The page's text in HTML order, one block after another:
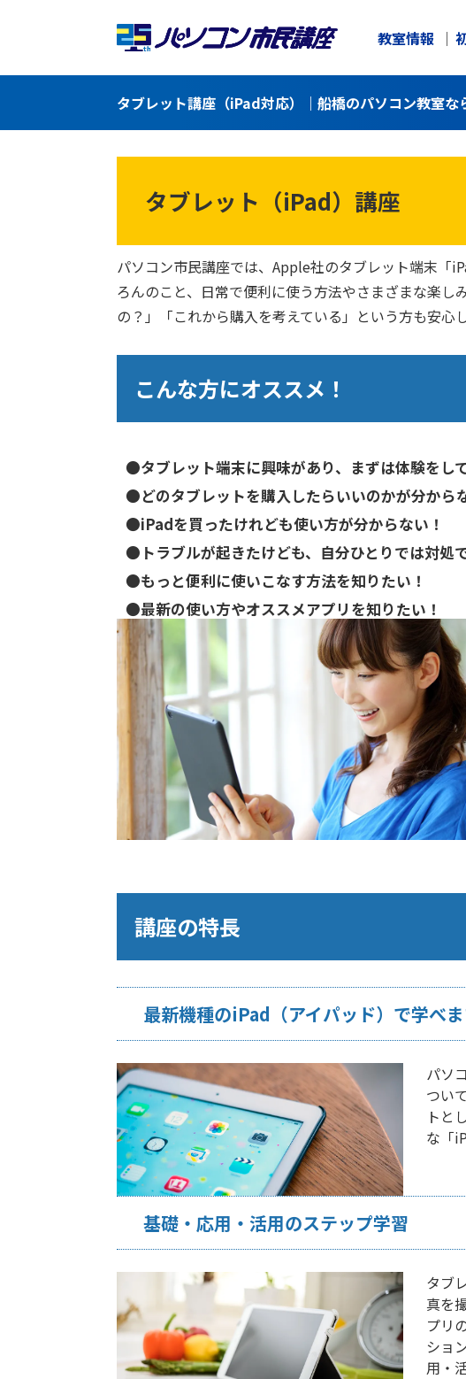
教室情報
タブレット講座（iPad対応）｜船橋のパソコン教室な
タブレット（iPad）講座
パソコン市民講座では、Apple社のタブレット端末「
ろんのこと、日常で便利に使う方法やさまざまな楽
の？」「これから購入を考えている」という方も安心
こんな方にオススメ！
●タブレット端末に興味があり、まずは体験をし
●どのタブレットを購入したらいいのかが分から
●iPadを買ったけれども使い方が分からない！
●トラブルが起きたけども、自分ひとりでは対処
●もっと便利に使いこなす方法を知りたい！
●最新の使い方やオススメアプリを知りたい！
講座の特長
最新機種のiPad（アイパッド）で学べま
パソ
つい
トと
な「
基礎・応用・活用のステップ学習
タブ
真を
プリ
ショ
用・